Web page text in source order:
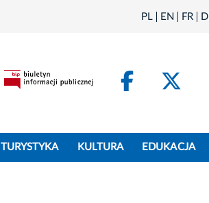
PL EN FR
TURYSTYKA KULTURA EDUKACJA